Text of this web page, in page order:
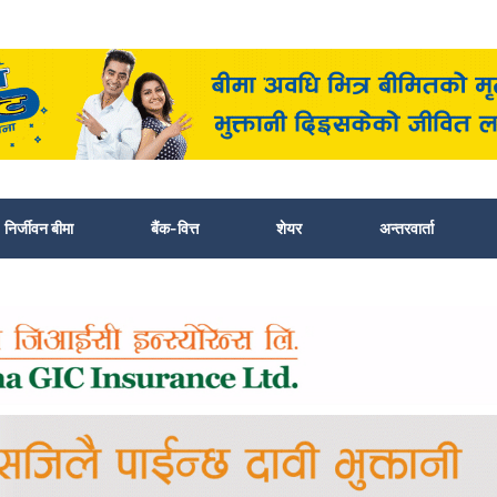
निर्जीवन बीमा बैंक-वित्त शेयर अन्तरवार्ता